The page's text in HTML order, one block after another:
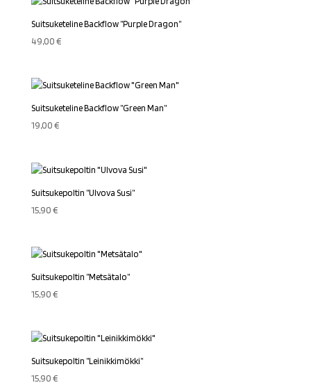
Suitsuketeline Backflow ”Purple Dragon”
49,00€
Suitsuketeline Backflow ”Green Man”
19,00€
Suitsukepoltin ”Ulvova Susi”
15,90€
Suitsukepoltin ”Metsätalo”
15,90€
Suitsukepoltin ”Leinikkimökki”
15,90€